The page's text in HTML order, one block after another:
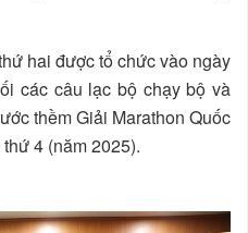
hai được tổ chức vào ngày
các câu lạc bộ chạy bộ và
thềm Giải Marathon Quốc
4 (năm 2025).